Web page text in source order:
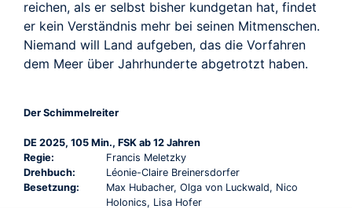
reichen, als er selbst bisher kundgetan hat, findet
er kein Verständnis mehr bei seinen Mitmenschen.
Niemand will Land aufgeben, das die Vorfahren
dem Meer über Jahrhunderte abgetrotzt haben.
Der Schimmelreiter
DE 2025, 105 Min., FSK ab 12 Jahren
Regie:
Francis Meletzky
Drehbuch:
Léonie-Claire Breinersdorfer
Besetzung:
Max Hubacher, Olga von Luckwald, Nico
Holonics, Lisa Hofer